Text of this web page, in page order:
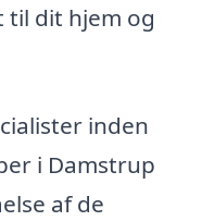
til dit hjem og
inden
i Damstrup
af de